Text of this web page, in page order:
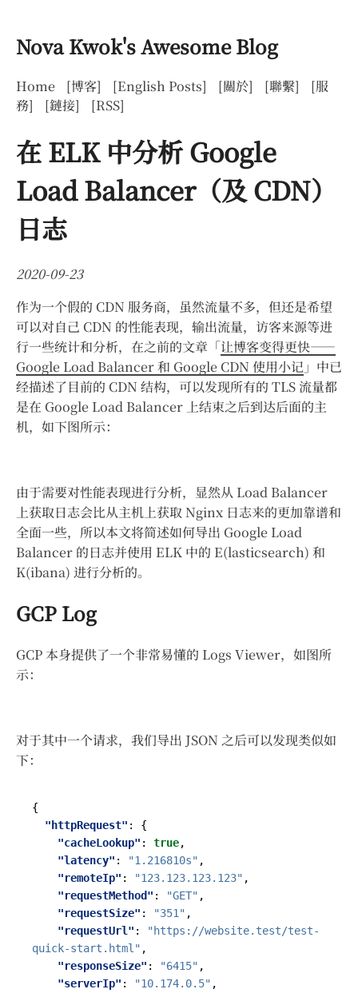
Nova Kwok's Awesome Blog
Home [博客] [English Posts] [關於] [聯繫]
[服
務]
[鏈接] [RSS]
在 ELK 中分析 Google
Load Balancer（及 CDN）
日志
2020-09-23
作为一个假的 CDN 服务商，虽然流量不多，但还是希望
可以对自己 CDN 的性能表现，输出流量，访客来源等进
行一些统计和分析，在之前的文章「让博客变得更快——
Google Load Balancer 和 Google CDN 使用小记 」中已
经描述了目前的 CDN 结构，可以发现所有的 TLS 流量都
是在 Google Load Balancer 上结束之后到达后面的主
机，如下图所示：
由于需要对性能表现进行分析，显然从 Load Balancer
上获取日志会比从主机上获取 Nginx 日志来的更加靠谱和
全面一些，所以本文将简述如何导出 Google Load
Balancer 的日志并使用 ELK 中的 E(lasticsearch) 和
K(ibana) 进行分析的。
GCP Log
GCP 本身提供了一个非常易懂的 Logs Viewer，如图所
示：
对于其中一个请求，我们导出 JSON 之后可以发现类似如
下：
{
"httpRequest" :
{
"cacheLookup" : true,
"latency" : "1.216810s" ,
"remoteIp" : "123.123.123.123" ,
"requestMethod" : "GET" ,
"requestSize" : "351" ,
"requestUrl" :
"https://website.test/test-
quick-start.html" ,
"responseSize" : "6415" ,
"serverIp" : "10.174.0.5" ,